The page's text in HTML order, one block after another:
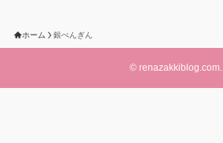
ホーム 銀ぺんぎん
© renazakkiblog.com.